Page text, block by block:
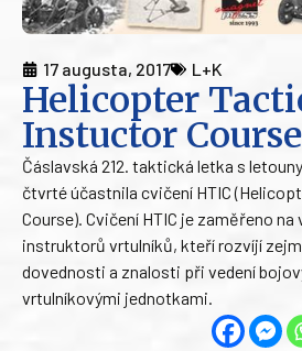
17 augusta, 2017 L+K
Helicopter
Instuctor
Čáslavská 212. taktická letka s
čtvrté účastnila cvičení HTIC
Course). Cvičení HTIC je zaměřeno
instruktorů vrtulníků, kteří rozvíjí
dovednosti a znalosti při vedení
vrtulníkovými jednotkami.